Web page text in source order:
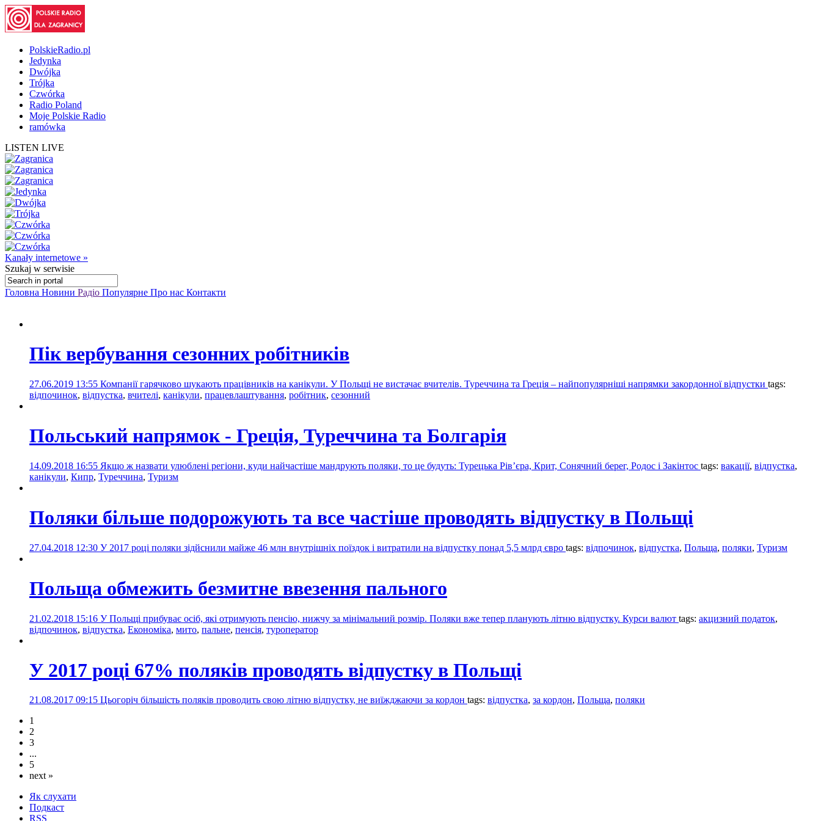
PolskieRadio.pl
Jedynka
Dwójka
Trójka
Czwórka
Radio Poland
Moje Polskie Radio
ramówka
LISTEN LIVE
Kanały internetowe »
Szukaj w serwisie
Головна Новини Радіо Популярне Про нас Контакти
Пік вербування сезонних робітників
27.06.2019 13:55 Компанії гарячково шукають працівників на канікули. У Польщі не вистачає вчителів. Туреччина та Греція – найпопулярніші напрямки закордонної відпустки tags:
відпочинок, відпустка, вчителі, канікули, працевлаштування, робітник, сезонний
Польський напрямок - Греція, Туреччина та Болгарія
14.09.2018 16:55 Якщо ж назвати улюблені регіони, куди найчастіше мандрують поляки, то це будуть: Турецька Рів’єра, Крит, Сонячний берег, Родос і Закінтос tags: вакації, відпустка,
канікули, Кипр, Туреччина, Туризм
Поляки більше подорожують та все частіше проводять відпустку в Польщі
27.04.2018 12:30 У 2017 році поляки зідйснили майже 46 млн внутрішніх поїздок і витратили на відпустку понад 5,5 млрд євро tags: відпочинок, відпустка, Польща, поляки, Туризм
Польща обмежить безмитне ввезення пального
21.02.2018 15:16 У Польщі прибуває осіб, які отримують пенсію, нижчу за мінімальний розмір. Поляки вже тепер планують літню відпустку. Курси валют tags: акцизний податок,
відпочинок, відпустка, Економіка, мито, пальне, пенсія, туроператор
У 2017 році 67% поляків проводять відпустку в Польщі
21.08.2017 09:15 Цьогоріч більшість поляків проводить свою літню відпустку, не виїжджаючи за кордон tags: відпустка, за кордон, Польща, поляки
1
2
3
...
5
next »
Як слухати
Подкаст
RSS